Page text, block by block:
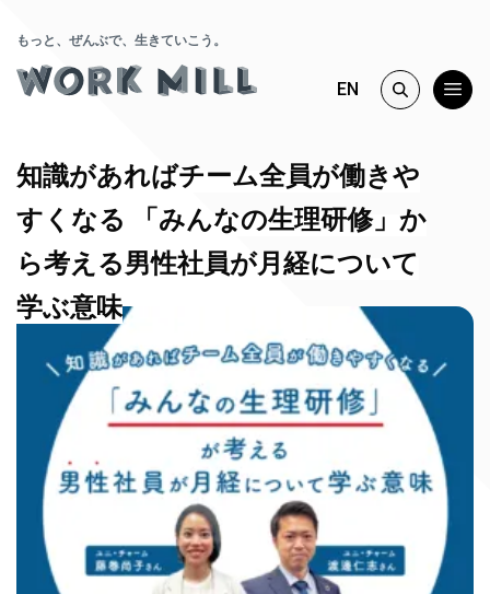
もっと、ぜんぶで、生きていこう。
EN
知識があればチーム全員が働きや
すくなる 「みんなの生理研修」か
ら考える男性社員が月経について
学ぶ意味